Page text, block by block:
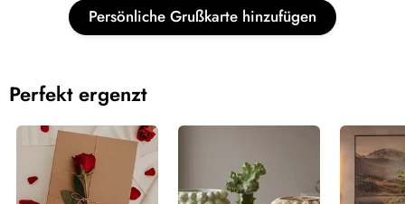
Persönliche Grußkarte hinzufügen
Perfekt ergenzt